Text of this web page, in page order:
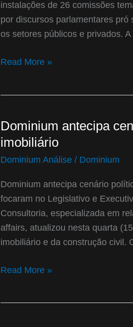
instalações de 26 comissões
por discursos parlamentares
os setores públicos e privados.
pró
sustentabilidade
Read More »
Dominium antecipa
imobiliário
Dominium Análise / Dominium
Dominium antecipa cenário
focaram no Legislativo e
Consultoria, especializada em
affairs, atualizou nesta quarta
imobiliário e da construção civil.
Dominium
antecipa
à
construção
civil
e
setor
Read More »